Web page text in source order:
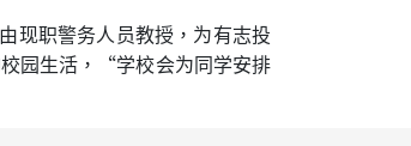
现职警务人员教授，为有志投
园生活，“学校会为同学安排